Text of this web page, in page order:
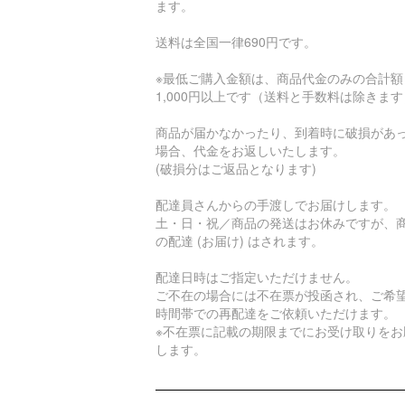
ます。
送料は全国一律690円です。
※最低ご購入金額は、商品代金のみの合計額
1,000円以上です（送料と手数料は除きます
商品が届かなかったり、到着時に破損があ
場合、代金をお返しいたします。
(破損分はご返品となります)
配達員さんからの手渡しでお届けします。
土・日・祝／商品の発送はお休みですが、
の配達 (お届け) はされます。
配達日時はご指定いただけません。
ご不在の場合には不在票が投函され、ご希
時間帯での再配達をご依頼いただけます。
※不在票に記載の期限までにお受け取りを
します。